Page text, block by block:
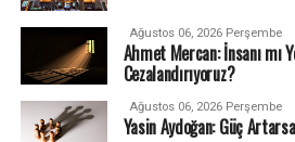
Ağustos 06, 2026 Perşembe
Ahmet Mercan: İnsanı mı
Cezalandırıyoruz?
Ağustos 06, 2026 Perşembe
Yasin Aydoğan: Güç